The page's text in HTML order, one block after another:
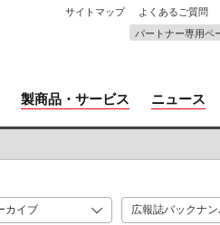
製商品・サービス ニュース
サイトマップ よくあるご質問
パートナー専用ペ